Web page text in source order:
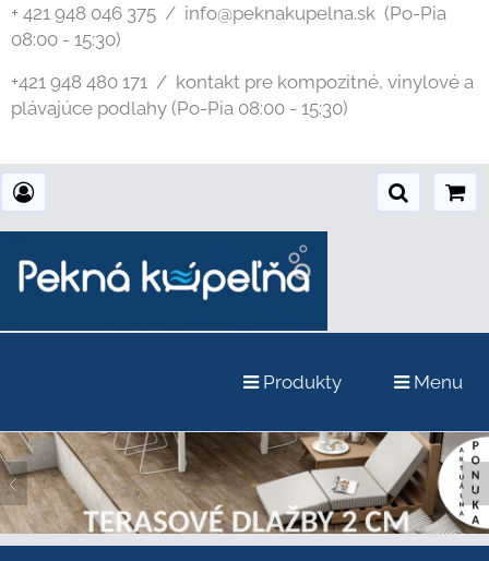
+ 421 948 046 375 / info@peknakupelna.sk (Po-Pia
08:00 - 15:30)
+421 948 480 171 / kontakt pre kompozitné, vinylové a
plávajúce podlahy (Po-Pia 08:00 - 15:30)
Produkty Menu